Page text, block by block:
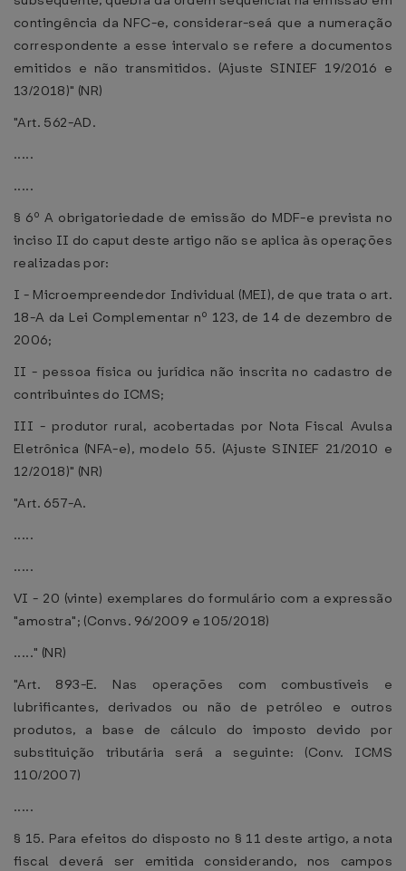
contingência da NFC-e, considerar-seá que a numeração
correspondente a esse intervalo se refere a documentos
emitidos e não transmitidos. (Ajuste SINIEF 19/2016 e
13/2018)" (NR)
"Art. 562-AD.
.....
.....
§ 6º A obrigatoriedade de emissão do MDF-e prevista no
inciso II do caput deste artigo não se aplica às operações
realizadas por:
I - Microempreendedor Individual (MEI), de que trata o art.
18-A da Lei Complementar nº 123, de 14 de dezembro de
2006;
II - pessoa física ou jurídica não inscrita no cadastro de
contribuintes do ICMS;
III - produtor rural, acobertadas por Nota Fiscal Avulsa
Eletrônica (NFA-e), modelo 55. (Ajuste SINIEF 21/2010 e
12/2018)" (NR)
"Art. 657-A.
.....
.....
VI - 20 (vinte) exemplares do formulário com a expressão
"amostra"; (Convs. 96/2009 e 105/2018)
....." (NR)
"Art. 893-E. Nas operações com combustíveis e
lubrificantes, derivados ou não de petróleo e outros
produtos, a base de cálculo do imposto devido por
substituição tributária será a seguinte: (Conv. ICMS
110/2007)
.....
§ 15. Para efeitos do disposto no § 11 deste artigo, a nota
fiscal deverá ser emitida considerando, nos campos